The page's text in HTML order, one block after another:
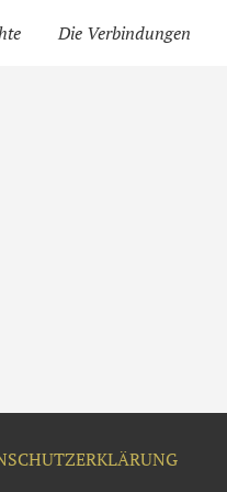
Die Verbindungen